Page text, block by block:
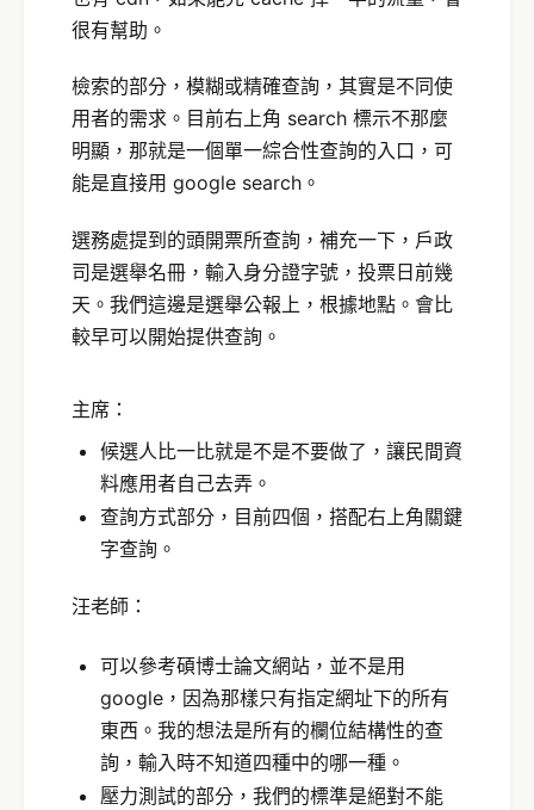
很有幫助。
檢索的部分，模糊或精確查詢，其實是不同使
用者的需求。目前右上角 search 標示不那麼
明顯，那就是一個單一綜合性查詢的入口，可
能是直接用 google search。
選務處提到的頭開票所查詢，補充一下，戶政
司是選舉名冊，輸入身分證字號，投票日前幾
天。我們這邊是選舉公報上，根據地點。會比
較早可以開始提供查詢。
主席：
候選人比一比就是不是不要做了，讓民間資
料應用者自己去弄。
查詢方式部分，目前四個，搭配右上角關鍵
字查詢。
汪老師：
可以參考碩博士論文網站，並不是用
google，因為那樣只有指定網址下的所有
東西。我的想法是所有的欄位結構性的查
詢，輸入時不知道四種中的哪一種。
壓力測試的部分，我們的標準是絕對不能